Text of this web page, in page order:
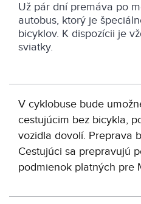
Už pár dní premáva po
autobus, ktorý je
bicyklov. K dispozícii je
sviatky.
V cyklobuse bude
cestujúcim bez bicykla,
vozidla dovolí. Preprava
Cestujúci sa prepravujú
podmienok platných pre